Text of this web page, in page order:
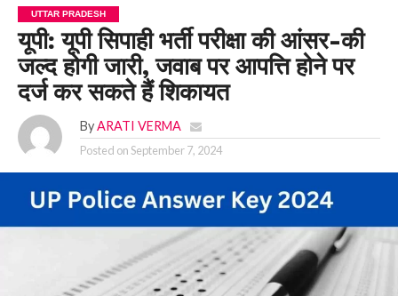
UTTAR PRADESH
यूपी: यूपी सिपाही भर्ती परीक्षा की आंसर-की
जल्द होगी जारी, जवाब पर आपत्ति होने पर
दर्ज कर सकते हैं शिकायत
By ARATI VERMA
Posted onSeptember 7, 2024